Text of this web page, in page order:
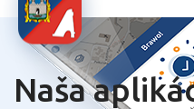
Naša